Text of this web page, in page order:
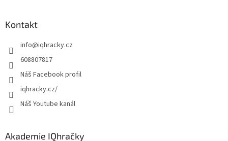
Kontakt
info@iqhracky.cz
608807817
Náš Facebook profil
iqhracky.cz/
Náš Youtube kanál
Akademie IQhračky